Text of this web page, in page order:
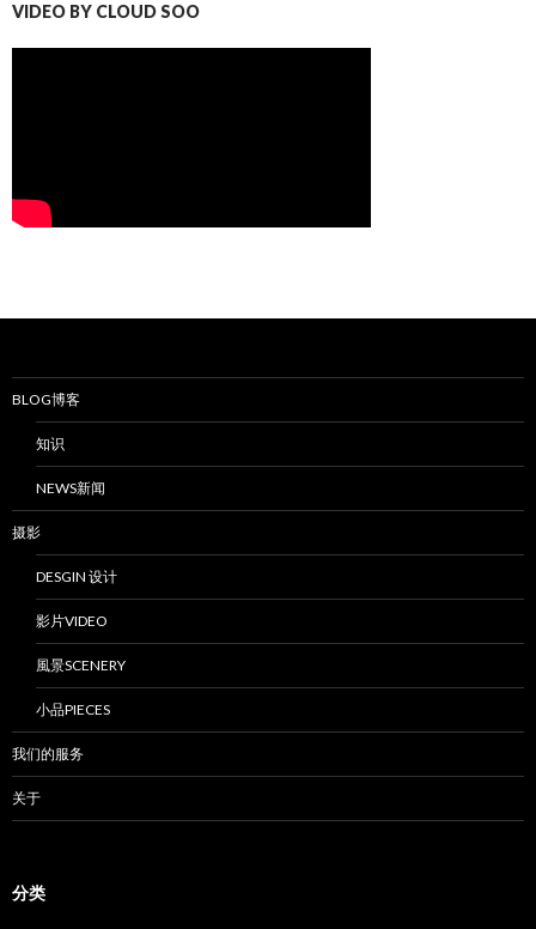
VIDEO BY CLOUD SOO
BLOG博客
知识
NEWS新闻
摄影
DESGIN 设计
影片VIDEO
風景SCENERY
小品PIECES
我们的服务
关于
分类